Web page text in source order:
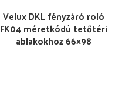
Velux DKL fényzáró roló
FK04 méretkódú tetőtéri
ablakokhoz 66×98